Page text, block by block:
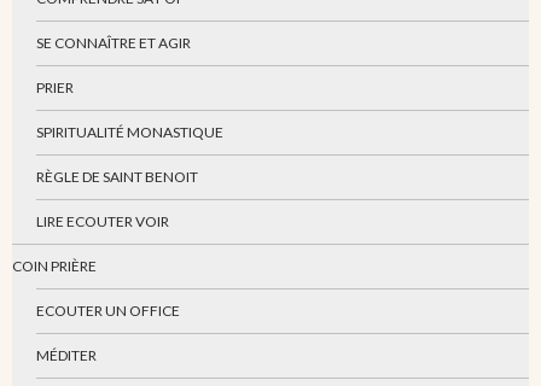
SE CONNAÎTRE ET AGIR
PRIER
SPIRITUALITÉ MONASTIQUE
RÈGLE DE SAINT BENOIT
LIRE ECOUTER VOIR
COIN PRIÈRE
ECOUTER UN OFFICE
MÉDITER